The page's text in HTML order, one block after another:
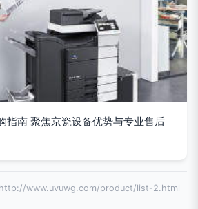
指南 聚焦京瓷设备优势与专业售后
http://www.uvuwg.com/product/list-2.html